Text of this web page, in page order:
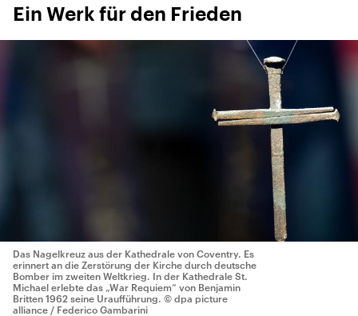
Ein Werk für den Frieden
Das Nagelkreuz aus der Kathedrale von Coventry. Es
erinnert an die Zerstörung der Kirche durch deutsche
Bomber im zweiten Weltkrieg. In der Kathedrale St.
Michael erlebte das „War Requiem“ von Benjamin
Britten 1962 seine Uraufführung. © dpa picture
alliance / Federico Gambarini